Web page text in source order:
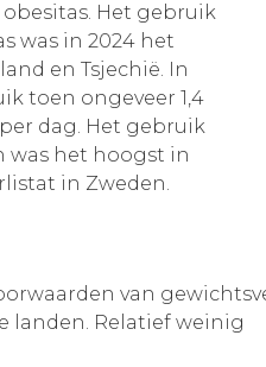
Het gebruik
was in 2024 het
en Tsjechië. In
toen ongeveer 1,4
dag. Het gebruik
het hoogst in
in Zweden.
van
landen. Relatief weinig